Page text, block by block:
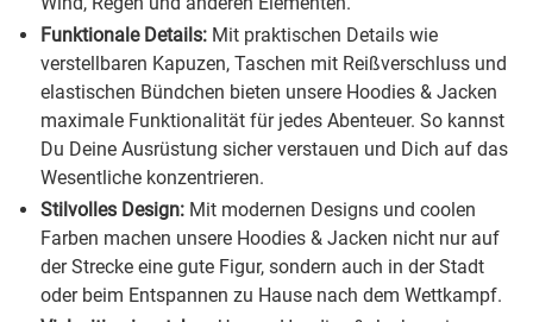
Funktionale Details: Mit praktischen Details wie
verstellbaren Kapuzen, Taschen mit Reißverschluss und
elastischen Bündchen bieten unsere Hoodies & Jacken
maximale Funktionalität für jedes Abenteuer. So kannst
Du Deine Ausrüstung sicher verstauen und Dich auf das
Wesentliche konzentrieren.
Stilvolles Design: Mit modernen Designs und coolen
Farben machen unsere Hoodies & Jacken nicht nur auf
der Strecke eine gute Figur, sondern auch in der Stadt
oder beim Entspannen zu Hause nach dem Wettkampf.